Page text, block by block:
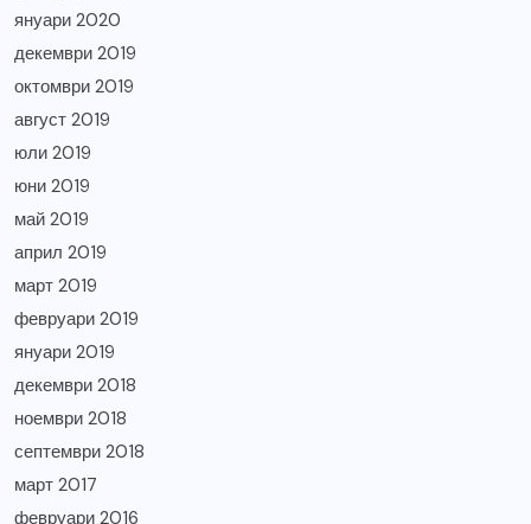
януари 2020
декември 2019
октомври 2019
август 2019
юли 2019
юни 2019
май 2019
април 2019
март 2019
февруари 2019
януари 2019
декември 2018
ноември 2018
септември 2018
март 2017
февруари 2016